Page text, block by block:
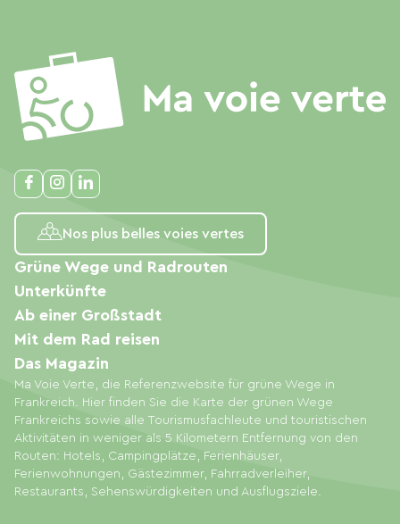
Nos plus belles voies vertes
Ma Voie Verte, die Referenzwebsite für grüne Wege in
Frankreich. Hier finden Sie die Karte der grünen Wege
Frankreichs sowie alle Tourismusfachleute und touristischen
Aktivitäten in weniger als 5 Kilometern Entfernung von den
Routen: Hotels, Campingplätze, Ferienhäuser,
Ferienwohnungen, Gästezimmer, Fahrradverleiher,
Restaurants, Sehenswürdigkeiten und Ausflugsziele.
Grüne Wege und Radrouten
Unterkünfte
Ab einer Großstadt
Mit dem Rad reisen
Das Magazin